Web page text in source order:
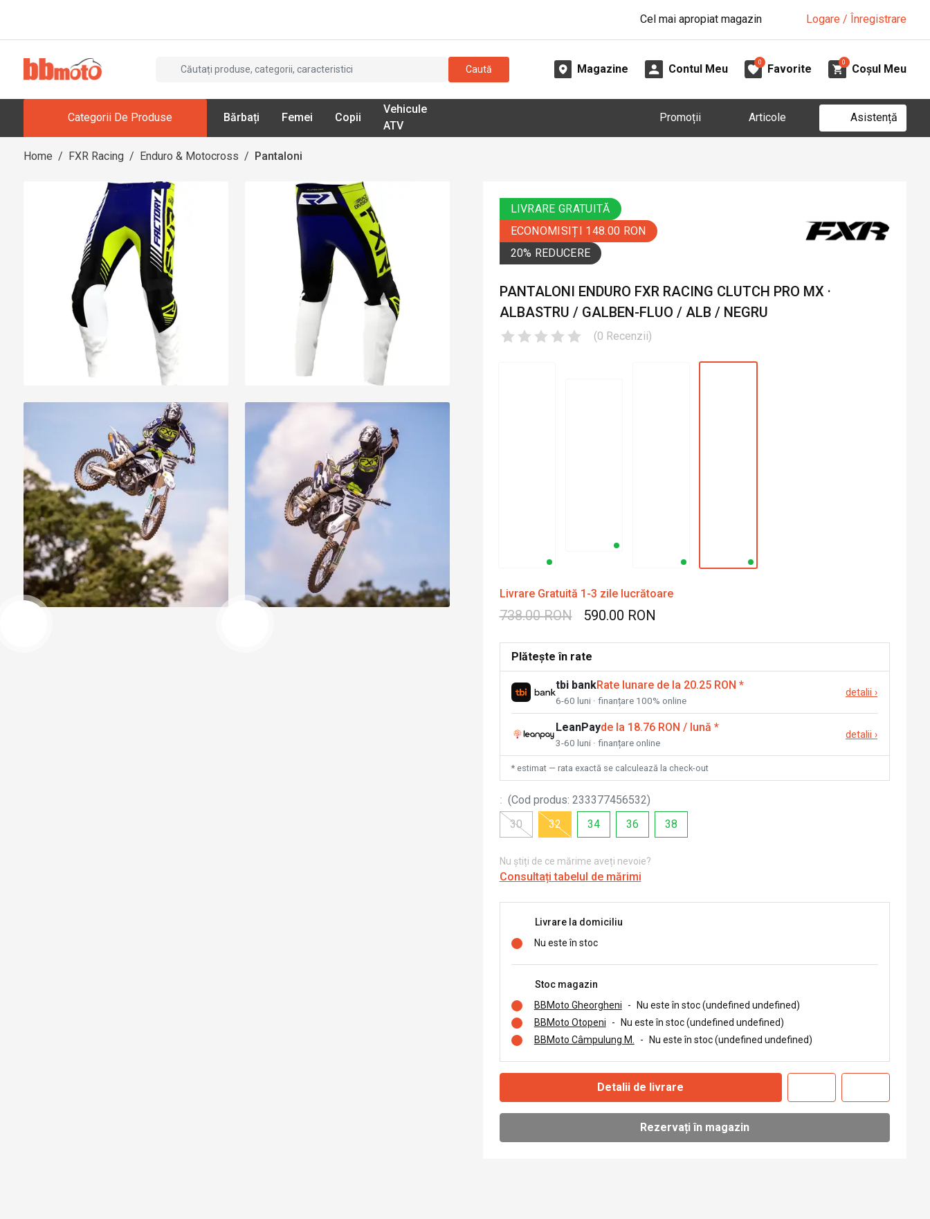
Cel mai apropiat magazin Logare / Înregistrare
Caută Magazine Contul Meu
0
Favorite
0
Coșul Meu
Categorii De Produse Bărbați Femei Copii
Vehicule
ATV
Promoții Articole Asistență
Home / FXR Racing / Enduro & Motocross / Pantaloni
LIVRARE GRATUITĂ
ECONOMISIȚI 148.00 RON
20% REDUCERE
PANTALONI ENDURO FXR RACING CLUTCH PRO MX ·
ALBASTRU / GALBEN-FLUO / ALB / NEGRU
(0 Recenzii)
Livrare Gratuită 1-3 zile lucrătoare
738.00 RON 590.00 RON
Plătește în rate
tbi bankRate lunare de la 20.25 RON *
6-60 luni · finanțare 100% online
detalii ›
LeanPayde la 18.76 RON / lună *
3-60 luni · finanțare online
detalii ›
* estimat — rata exactă se calculează la check-out
: (Cod produs: 233377456532)
30
32 34 36 38
Nu știți de ce mărime aveți nevoie?
Consultați tabelul de mărimi
Livrare la domiciliu
Nu este în stoc
Stoc magazin
BBMoto Gheorgheni
-
Nu este în stoc (undefined undefined)
BBMoto Otopeni
-
Nu este în stoc (undefined undefined)
BBMoto Câmpulung M.
- Nu este în stoc (undefined undefined)
Detalii de livrare
Rezervați în magazin